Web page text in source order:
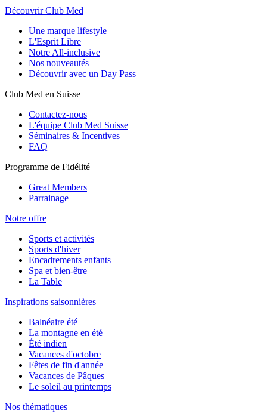
Découvrir Club Med
Une marque lifestyle
L'Esprit Libre
Notre All-inclusive
Nos nouveautés
Découvrir avec un Day Pass
Club Med en Suisse
Contactez-nous
L'équipe Club Med Suisse
Séminaires & Incentives
FAQ
Programme de Fidélité
Great Members
Parrainage
Notre offre
Sports et activités
Sports d'hiver
Encadrements enfants
Spa et bien-être
La Table
Inspirations saisonnières
Balnéaire été
La montagne en été
Été indien
Vacances d'octobre
Fêtes de fin d'année
Vacances de Pâques
Le soleil au printemps
Nos thématiques